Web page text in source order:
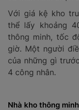
Với giá kệ kho
thể lấy khoảng
thông minh, tốc
giờ. Một người
của những gì
4 công nhân.
Nhà kho thông